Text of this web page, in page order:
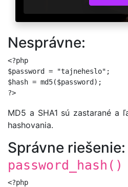
Nesprávne:
<?php
$password = "tajneheslo";
$hash = md5($password);
MD5 a SHA1 sú zastarané a
hashovania.
Správne
password_hash()
<?php